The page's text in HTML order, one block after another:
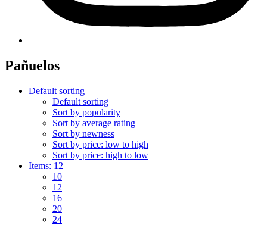
Pañuelos
Default sorting
Default sorting
Sort by popularity
Sort by average rating
Sort by newness
Sort by price: low to high
Sort by price: high to low
Items: 12
10
12
16
20
24